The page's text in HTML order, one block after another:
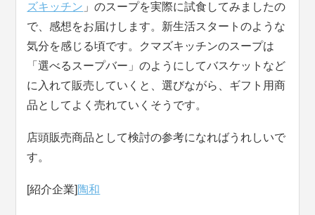
ズキッチン 」のスープを実際に試食してみましたの
で、感想をお届けします。新生活スタートのような
気分を感じる頃です。クマズキッチンのスープは
「選べるスープバー」のようにしてバスケットなど
に入れて販売していくと、選びながら、ギフト用商
品としてよく売れていくそうです。
店頭販売商品として検討の参考になればうれしいで
す。
[紹介企業] 陶和